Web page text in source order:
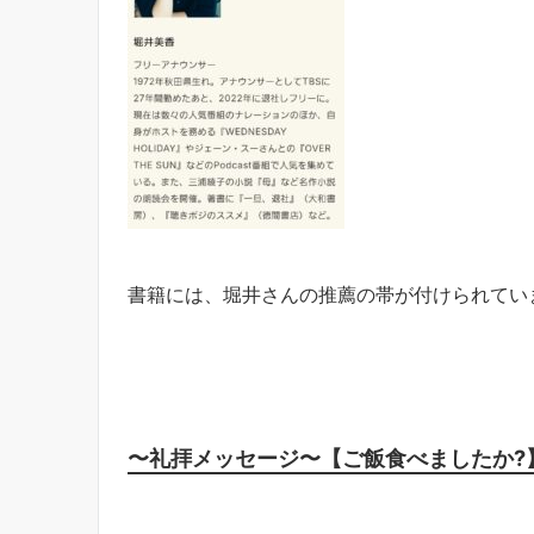
書籍には、堀井さんの推薦の帯が付けられてい
〜礼拝メッセージ〜【ご飯食べましたか?】